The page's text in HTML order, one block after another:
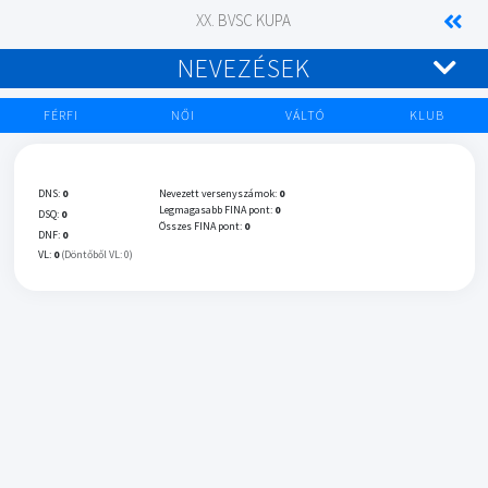
XX. BVSC KUPA
NEVEZÉSEK
FÉRFI NŐI VÁLTÓ KLUB
DNS: 0
DSQ: 0
DNF: 0
VL: 0 (Döntőből VL: 0)
Nevezett versenyszámok: 0
Legmagasabb FINA pont: 0
Összes FINA pont: 0